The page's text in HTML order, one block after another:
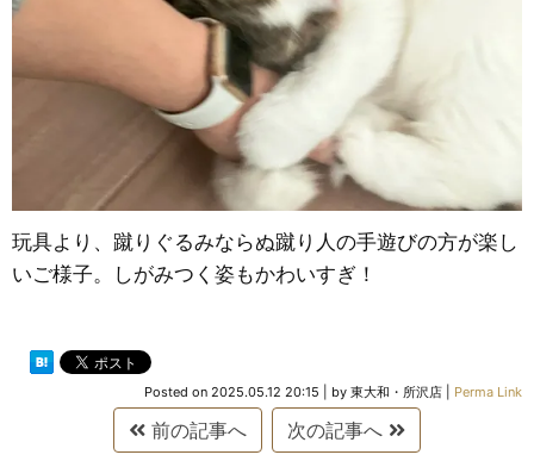
玩具より、蹴りぐるみならぬ蹴り人の手遊びの方が楽し
いご様子。しがみつく姿もかわいすぎ！
Posted on 2025.05.12 20:15 by 東大和・所沢店 Perma Link
前の記事へ 次の記事へ